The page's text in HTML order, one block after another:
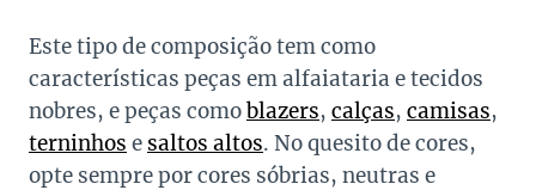
Este tipo de composição tem como
características peças em alfaiataria e tecidos
nobres, e peças comoblazers, calças, camisas,
terninhos e saltos altos. No quesito de cores,
opte sempre por cores sóbrias, neutras e